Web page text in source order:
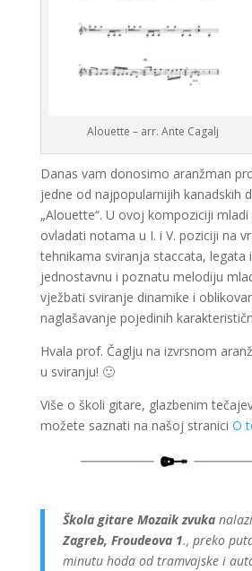
Alouette – arr. Ante Cagalj
Danas vam donosimo aranžman
jedne od najpopularnijih kanadskih
„Alouette“. U ovoj kompoziciji
ovladati notama u I. i V. poziciji na
tehnikama sviranja staccata, legata
jednostavnu i poznatu melodiju
vježbati sviranje dinamike i
naglašavanje pojedinih
Hvala prof. Čaglju na izvrsnom
u sviranju! 🙂
Više o školi gitare, glazbenim
možete saznati na našoj stranici O
Škola gitare Mozaik zvuka
Zagreb, Froudeova 1., preko
minutu hoda od tramvajske i